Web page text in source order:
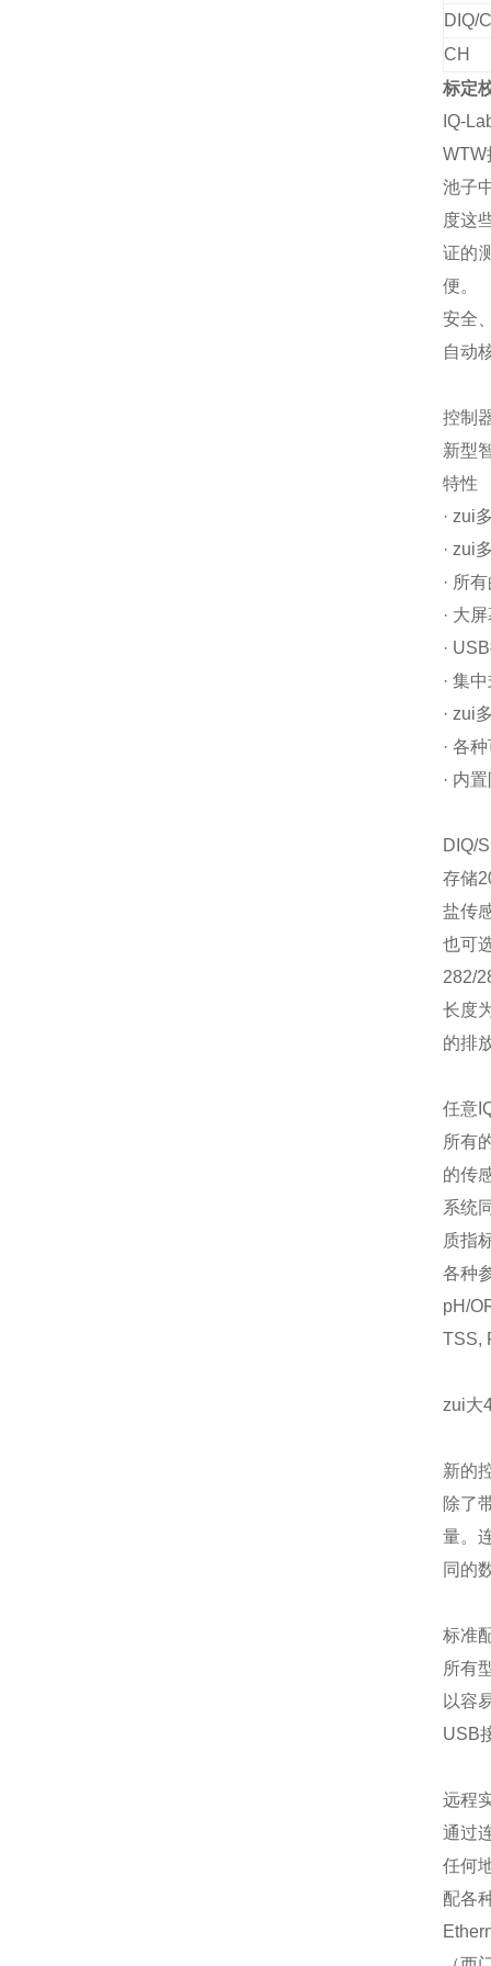
DIQ/
CH
标定
IQ-
WTW
池子
度这
证的
便。
安全
自动
控制
新型
特性
· zui
· zui
· 所
· 大
·
· 集
· zui
· 各
· 内
DIQ/
存储
盐传
也可
282/
长度
的排
任意
所有
的传
系统
质指
各种
pH/
TSS,
zui大
新的
除了
量。
同的
标准
所有
以容
USB
远程
通过
任何
配各